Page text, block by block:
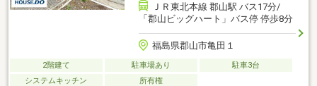
ＪＲ東北本線 郡山駅 バス17分/
「郡山ビッグハート」バス停 停歩8分
福島県郡山市亀田１
2階建て 駐車場あり
駐車3台
システムキッチン
所有権